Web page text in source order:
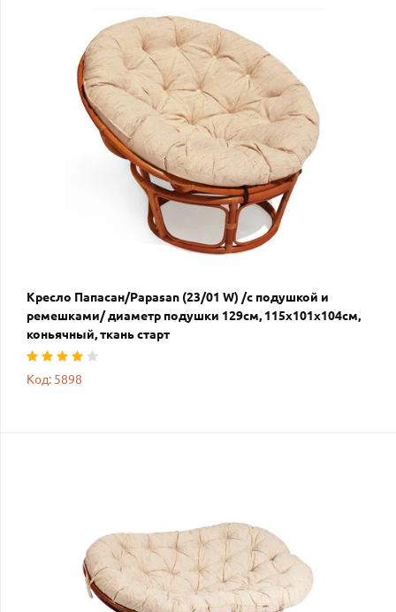
Кресло Папасан/Papasan (23/01 W) /с подушкой и
ремешками/ диаметр подушки 129см, 115х101х104см,
коньячный, ткань старт
Код: 5898